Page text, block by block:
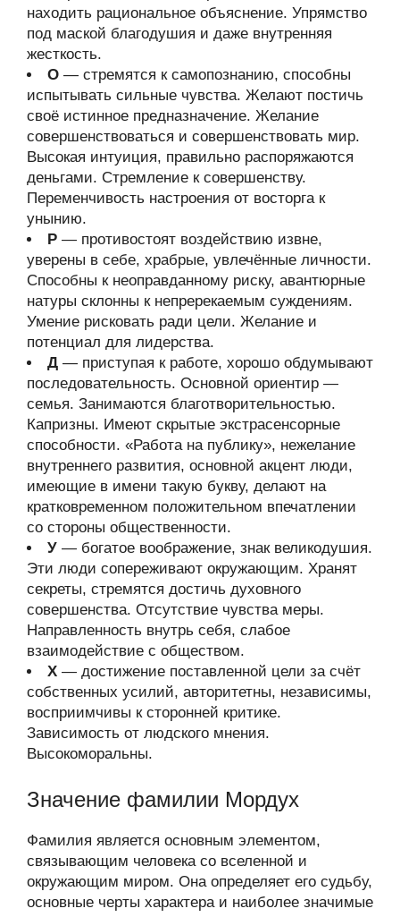
находить рациональное объяснение. Упрямство
под маской благодушия и даже внутренняя
жесткость.
О — стремятся к самопознанию, способны
испытывать сильные чувства. Желают постичь
своё истинное предназначение. Желание
совершенствоваться и совершенствовать мир.
Высокая интуиция, правильно распоряжаются
деньгами. Стремление к совершенству.
Переменчивость настроения от восторга к
унынию.
Р — противостоят воздействию извне,
уверены в себе, храбрые, увлечённые личности.
Способны к неоправданному риску, авантюрные
натуры склонны к непререкаемым суждениям.
Умение рисковать ради цели. Желание и
потенциал для лидерства.
Д — приступая к работе, хорошо обдумывают
последовательность. Основной ориентир —
семья. Занимаются благотворительностью.
Капризны. Имеют скрытые экстрасенсорные
способности. «Работа на публику», нежелание
внутреннего развития, основной акцент люди,
имеющие в имени такую букву, делают на
кратковременном положительном впечатлении
со стороны общественности.
У — богатое воображение, знак великодушия.
Эти люди сопереживают окружающим. Хранят
секреты, стремятся достичь духовного
совершенства. Отсутствие чувства меры.
Направленность внутрь себя, слабое
взаимодействие с обществом.
Х — достижение поставленной цели за счёт
собственных усилий, авторитетны, независимы,
восприимчивы к сторонней критике.
Зависимость от людского мнения.
Высокоморальны.
Значение фамилии Мордух
Фамилия является основным элементом,
связывающим человека со вселенной и
окружающим миром. Она определяет его судьбу,
основные черты характера и наиболее значимые